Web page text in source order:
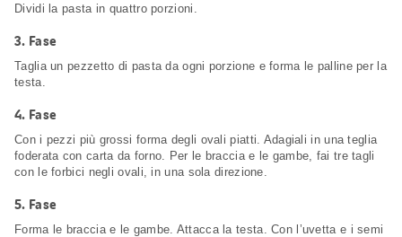
Dividi la pasta in quattro porzioni.
3. Fase
Taglia un pezzetto di pasta da ogni porzione e forma le palline per la
testa.
4. Fase
Con i pezzi più grossi forma degli ovali piatti. Adagiali in una teglia
foderata con carta da forno. Per le braccia e le gambe, fai tre tagli
con le forbici negli ovali, in una sola direzione.
5. Fase
Forma le braccia e le gambe. Attacca la testa. Con l’uvetta e i semi